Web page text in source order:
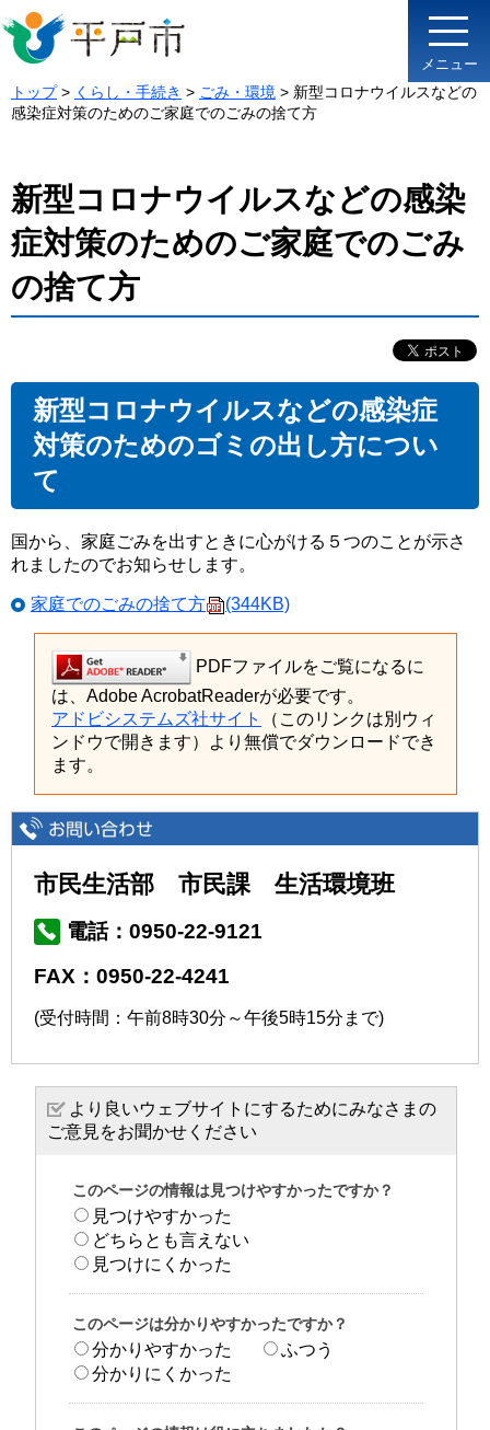
メニュー
トップ> くらし・手続き > ごみ・環境 > 新型コロナウイルスなどの
感染症対策のためのご家庭でのごみの捨て方
新型コロナウイルスなどの感染
症対策のためのご家庭でのごみ
の捨て方
新型コロナウイルスなどの感染症
対策のためのゴミの出し方につい
て
国から、家庭ごみを出すときに心がける５つのことが示さ
れましたのでお知らせします。
家庭でのごみの捨て方 (344KB)
PDFファイルをご覧になるに
は、Adobe AcrobatReaderが必要です。
アドビシステムズ社サイト
（このリンクは別ウィ
ンドウで開きます）より無償でダウンロードでき
ます。
市民生活部 市民課 生活環境班
電話：0950-22-9121
FAX：0950-22-4241
(受付時間：午前8時30分～午後5時15分まで)
より良いウェブサイトにするためにみなさまの
ご意見をお聞かせください
このページの情報は見つけやすかったですか？
見つけやすかった
どちらとも言えない
見つけにくかった
このページは分かりやすかったですか？
分かりやすかった
ふつう
分かりにくかった